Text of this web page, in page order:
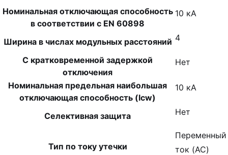
Номинальная отключающая способность
в соответствии с EN 60898
10 кА
Ширина в числах модульных расстояний 4
С кратковременной задержкой
отключения
Нет
Номинальная предельная наибольшая
отключающая способность (Icw)
10 кА
Селективная защита Нет
Тип по току утечки
Переменный
ток (AC)